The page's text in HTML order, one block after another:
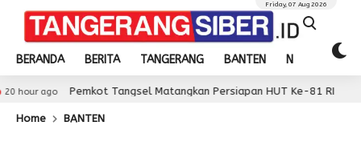
BERANDA BERITA TANGERANG BANTEN NASIONAL
Friday, 07 Aug 2026
Pemkot Tangsel Matangkan Persiapan HUT Ke-81 RI 20 hour
Home BANTEN